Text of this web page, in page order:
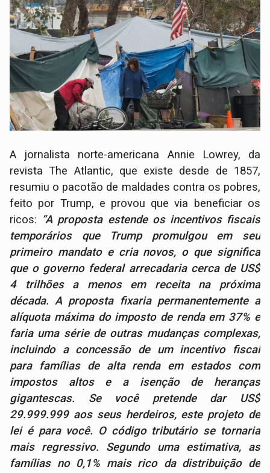
A jornalista norte-americana Annie Lowrey, da
revista The Atlantic, que existe desde de 1857,
resumiu o pacotão de maldades contra os pobres,
feito por Trump, e provou que via beneficiar os
ricos: “A proposta estende os incentivos fiscais
temporários que Trump promulgou em seu
primeiro mandato e cria novos, o que significa
que o governo federal arrecadaria cerca de US$
4 trilhões a menos em receita na próxima
década. A proposta fixaria permanentemente a
alíquota máxima do imposto de renda em 37% e
faria uma série de outras mudanças complexas,
incluindo a concessão de um incentivo fiscal
para famílias de alta renda em estados com
impostos altos e a isenção de heranças
gigantescas. Se você pretende dar US$
29.999.999 aos seus herdeiros, este projeto de
lei é para você. O código tributário se tornaria
mais regressivo. Segundo uma estimativa, as
famílias no 0,1% mais rico da distribuição de